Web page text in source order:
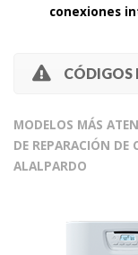
conexiones
CÓDIGOS
MODELOS MÁS
DE REPARACIÓN DE
ALALPARDO